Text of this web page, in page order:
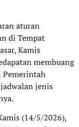
aturan
di Tempat
Kamis
membuang
Pemerintah
jenis
(14/5/2026),